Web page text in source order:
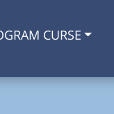
CURSE